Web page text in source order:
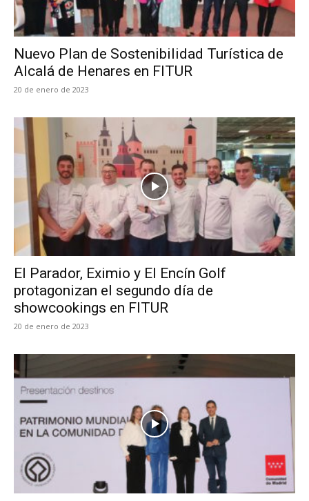
Nuevo Plan de Sostenibilidad Turística de
Alcalá de Henares en FITUR
20 de enero de 2023
El Parador, Eximio y El Encín Golf
protagonizan el segundo día de
showcookings en FITUR
20 de enero de 2023